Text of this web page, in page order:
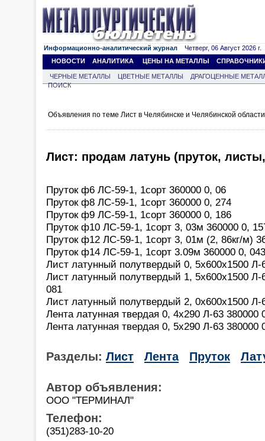
Информационно-аналитический журнал Четверг, 06 Август 2026 г.
НОВОСТИ
АНАЛИТИКА ЦЕНЫ НА МЕТАЛЛЫ
ЧЕРНЫЕ МЕТАЛЛЫ ЦВЕТНЫЕ МЕТАЛЛЫ
ДРАГОЦЕННЫЕ
ПОИСК
Объявления по теме Лист в Челябинске и Челябинской
Лист: продам латунь (пруток,
Пруток ф6 ЛС-59-1, 1сорт 360000 0, 06
Пруток ф8 ЛС-59-1, 1сорт 360000 0, 274
Пруток ф9 ЛС-59-1, 1сорт 360000 0, 186
Пруток ф10 ЛС-59-1, 1сорт 3, 03м 360000 0,
Пруток ф12 ЛС-59-1, 1сорт 3, 01м (2, 86кг/м)
Пруток ф14 ЛС-59-1, 1сорт 3.09м 360000 0, 043
Лист латунный полутвердый 0, 5х600х1500 Л-
Лист латунный полутвердый 1, 5х600х1500
081
Лист латунный полутвердый 2, 0х600х1500 Л-
Лента латунная твердая 0, 4х290 Л-63 380000
Лента латунная твердая 0, 5х290 Л-63 380000
Разделы: Лист Лента Пруток
Автор объявления:
OOO "ТЕРМИНАЛ"
Телефон:
(351)283-10-20